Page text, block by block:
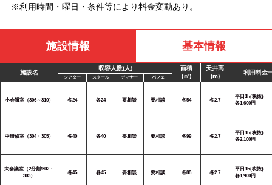
※利用時間・曜日・条件等により料金変動あり。
施設情報 基本情報
施設名
収容人数(人)
面積
(㎡)
天井高
(m)
利用料金
シアター スクール ディナー バフェ
小会議室（306～310） 各24 各24 要相談 要相談 各54 各2.7
平日1h(税抜)
各1,600円
中研修室（304・305） 各40 各40 要相談 要相談 各99 各2.7
平日1h(税抜)
各2,100円
大会議室（2分割/302・
303）
各45 各45 要相談 要相談 各88 各2.7
平日1h(税抜)
各1,900円